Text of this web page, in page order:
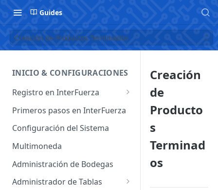
Guides
Creación de Productos Terminados
INICIO & CONFIGURACIONES
Registro en InterFuerza
Iniciar Sesión en InterFuerza
Recuperar Contraseña
Cómo pagar en línea sus
Primeros pasos en InterFuerza
Configuración del Sistema
Multimoneda
Administración de Bodegas
Administrador de Tablas
Creación
de
Producto
s
Terminad
os